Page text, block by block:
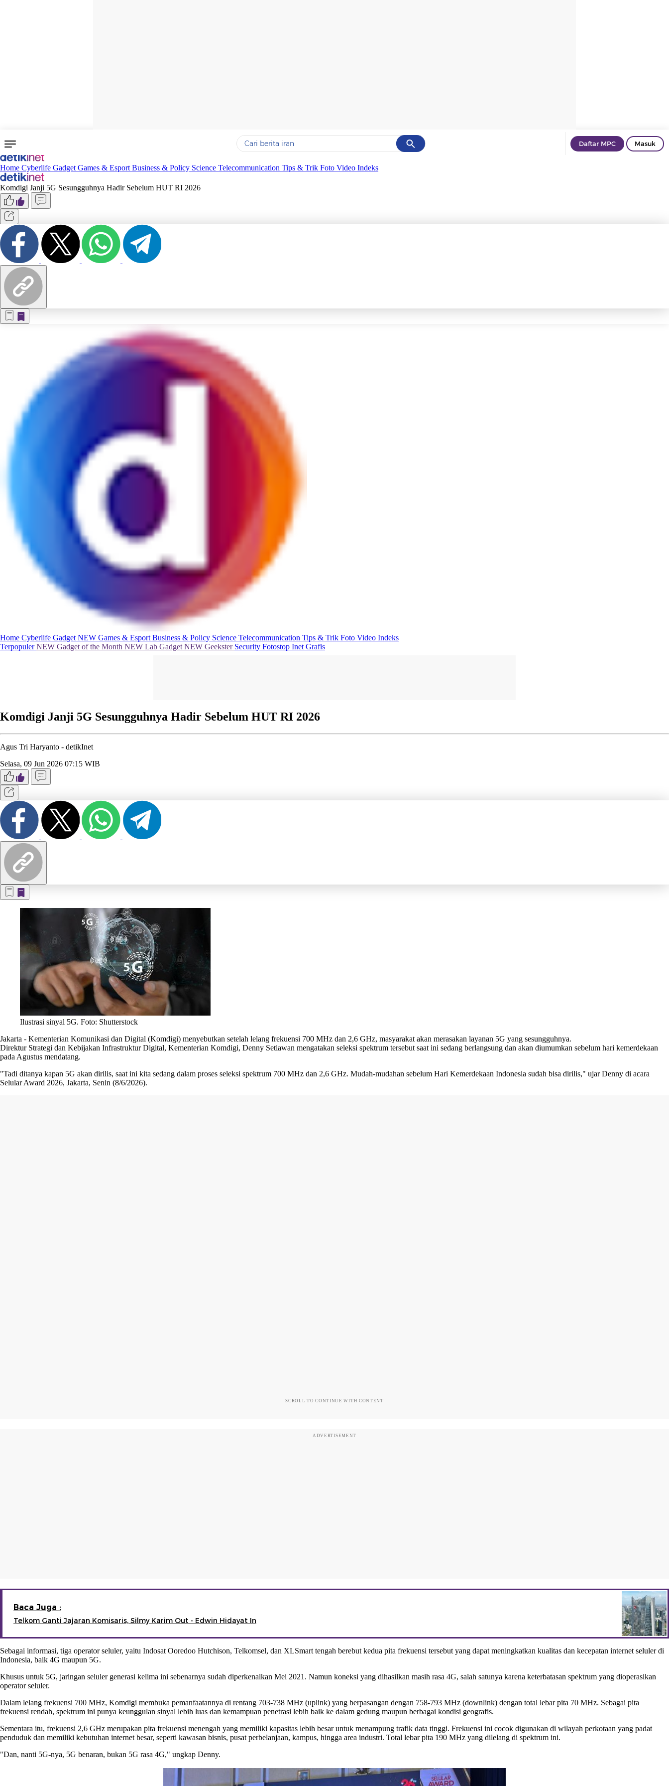
Cancel
Yang sedang ramai dicari
Terakhir yang dicari
Daftar MPC Masuk
Home Cyberlife Gadget Games & Esport Business & Policy Science Telecommunication Tips & Trik Foto Video Indeks
Komdigi Janji 5G Sesungguhnya Hadir Sebelum HUT RI 2026
Home Cyberlife Gadget NEW Games & Esport Business & Policy Science Telecommunication Tips & Trik Foto Video Indeks
TerpopulerNEW Gadget of the Month NEW Lab Gadget NEW Geekster Security Fotostop Inet Grafis
Komdigi Janji 5G Sesungguhnya Hadir Sebelum HUT RI 2026
Agus Tri Haryanto - detikInet
Selasa, 09 Jun 2026 07:15 WIB
Ilustrasi sinyal 5G. Foto: Shutterstock
Jakarta - Kementerian Komunikasi dan Digital (Komdigi) menyebutkan setelah lelang frekuensi 700 MHz dan 2,6 GHz, masyarakat akan merasakan layanan 5G yang sesungguhnya.
Direktur Strategi dan Kebijakan Infrastruktur Digital, Kementerian Komdigi, Denny Setiawan mengatakan seleksi spektrum tersebut saat ini sedang berlangsung dan akan diumumkan sebelum hari kemerdekaan
pada Agustus mendatang.
"Tadi ditanya kapan 5G akan dirilis, saat ini kita sedang dalam proses seleksi spektrum 700 MHz dan 2,6 GHz. Mudah-mudahan sebelum Hari Kemerdekaan Indonesia sudah bisa dirilis," ujar Denny di acara
Selular Award 2026, Jakarta, Senin (8/6/2026).
SCROLL TO CONTINUE WITH CONTENT
ADVERTISEMENT
Baca Juga :
Telkom Ganti Jajaran Komisaris, Silmy Karim Out - Edwin Hidayat In
Sebagai informasi, tiga operator seluler, yaitu Indosat Ooredoo Hutchison, Telkomsel, dan XLSmart tengah berebut kedua pita frekuensi tersebut yang dapat meningkatkan kualitas dan kecepatan internet seluler di
Indonesia, baik 4G maupun 5G.
Khusus untuk 5G, jaringan seluler generasi kelima ini sebenarnya sudah diperkenalkan Mei 2021. Namun koneksi yang dihasilkan masih rasa 4G, salah satunya karena keterbatasan spektrum yang dioperasikan
operator seluler.
Dalam lelang frekuensi 700 MHz, Komdigi membuka pemanfaatannya di rentang 703-738 MHz (uplink) yang berpasangan dengan 758-793 MHz (downlink) dengan total lebar pita 70 MHz. Sebagai pita
frekuensi rendah, spektrum ini punya keunggulan sinyal lebih luas dan kemampuan penetrasi lebih baik ke dalam gedung maupun berbagai kondisi geografis.
Sementara itu, frekuensi 2,6 GHz merupakan pita frekuensi menengah yang memiliki kapasitas lebih besar untuk menampung trafik data tinggi. Frekuensi ini cocok digunakan di wilayah perkotaan yang padat
penduduk dan memiliki kebutuhan internet besar, seperti kawasan bisnis, pusat perbelanjaan, kampus, hingga area industri. Total lebar pita 190 MHz yang dilelang di spektrum ini.
"Dan, nanti 5G-nya, 5G benaran, bukan 5G rasa 4G," ungkap Denny.